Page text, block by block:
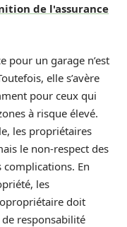
de l'assurance
pour un garage n’est
elle s’avère
pour ceux qui
à risque élevé.
les propriétaires
le non-respect des
En
les
doit
responsabilité